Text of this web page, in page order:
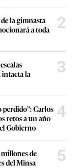
la gimnasta
a toda
2
intacta la
3
Carlos
retos a un año
Gobierno
4
de
del Minsa
5